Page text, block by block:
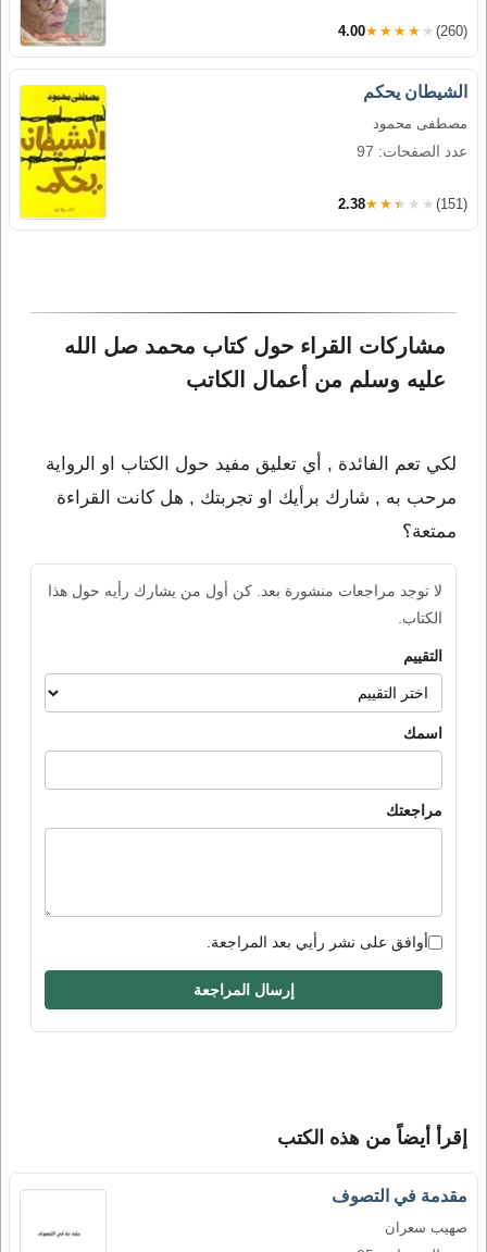
4.00★★★★★ (260)
الشيطان يحكم
مصطفى محمود
عدد الصفحات: 97
2.38★★★★★ (151)
مشاركات القراء حول كتاب محمد صل الله
عليه وسلم من أعمال الكاتب
لكي تعم الفائدة , أي تعليق مفيد حول الكتاب او الرواية
مرحب به , شارك برأيك او تجربتك , هل كانت القراءة
ممتعة؟
لا توجد مراجعات منشورة بعد. كن أول من يشارك رأيه حول هذا
الكتاب.
التقييم
اسمك
مراجعتك
أوافق على نشر رأيي بعد المراجعة.
إرسال المراجعة
إقرأ أيضاً من هذه الكتب
مقدمة في التصوف
صهيب سعران